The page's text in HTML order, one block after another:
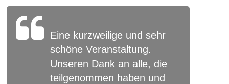
Eine kurzweilige und sehr
schöne Veranstaltung.
Unseren Dank an alle, die
teilgenommen haben und